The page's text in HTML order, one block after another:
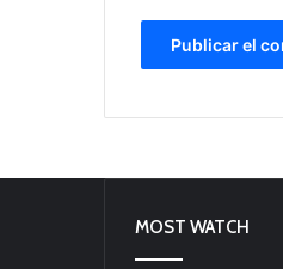
MOST WATCH